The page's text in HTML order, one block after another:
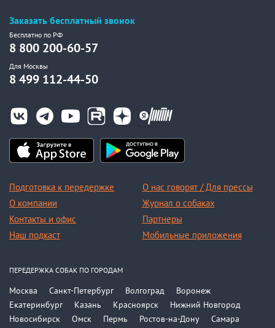
Заказать бесплатный звонок
Бесплатно по РФ
8 800 200-60-57
Для Москвы
8 499 112-44-50
Подготовка к передержке
О компании
Контакты и офис
Наш подкаст
О нас говорят / Для прессы
Журнал о собаках
Партнеры
Мобильные приложения
ПЕРЕДЕРЖКА СОБАК ПО ГОРОДАМ
Москва Санкт-Петербург Волгоград
Воронеж
Екатеринбург
Казань Красноярск
Нижний Новгород
Новосибирск
Омск Пермь Ростов-на-Дону
Самара